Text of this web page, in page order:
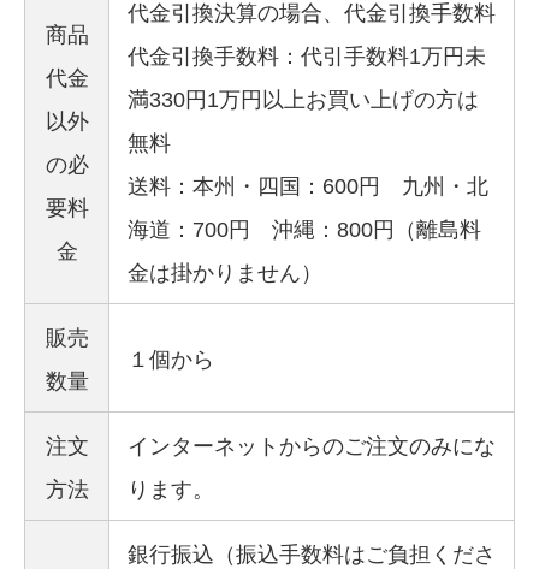
商品
代金
以外
の必
要料
金
代金引換決算の場合、代金引換手数料
代金引換手数料：代引手数料1万円未
満330円1万円以上お買い上げの方は
無料
送料：本州・四国：600円 九州・北
海道：700円 沖縄：800円（離島料
金は掛かりません）
販売
数量
１個から
注文
方法
インターネットからのご注文のみにな
ります。
銀行振込（振込手数料はご負担くださ